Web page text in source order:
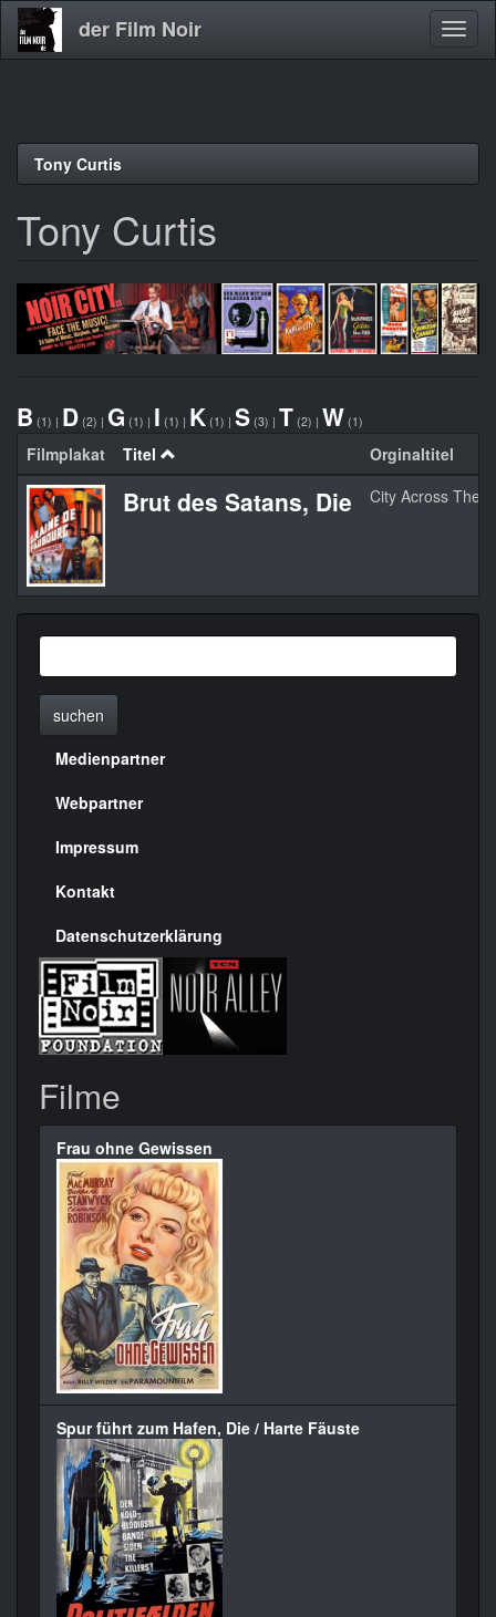
Direkt
der Film Noir
Tony Curtis
Tony Curtis
B (1) | D (2) | G (1) | I (1) | K (1) | S (3) | T (2) | W (1)
Filmplakat Titel Orginaltitel
Brut des Satans, Die City Across The
suchen
Menülinks
rechte
Seite
Medienpartner
Webpartner
Impressum
Kontakt
Datenschutzerklärung
Filme
Frau ohne Gewissen
Spur führt zum Hafen, Die / Harte Fäuste